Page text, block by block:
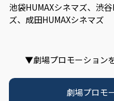
池袋HUMAXシネマズ、渋
ズ、成田HUMAXシネマズ
▼劇場プロモーション
劇場プロモ